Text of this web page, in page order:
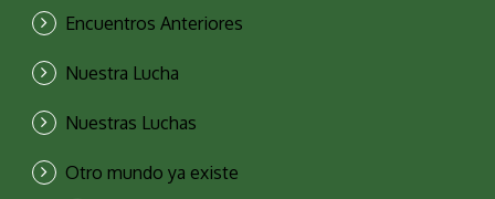
Encuentros Anteriores
Nuestra Lucha
Nuestras Luchas
Otro mundo ya existe